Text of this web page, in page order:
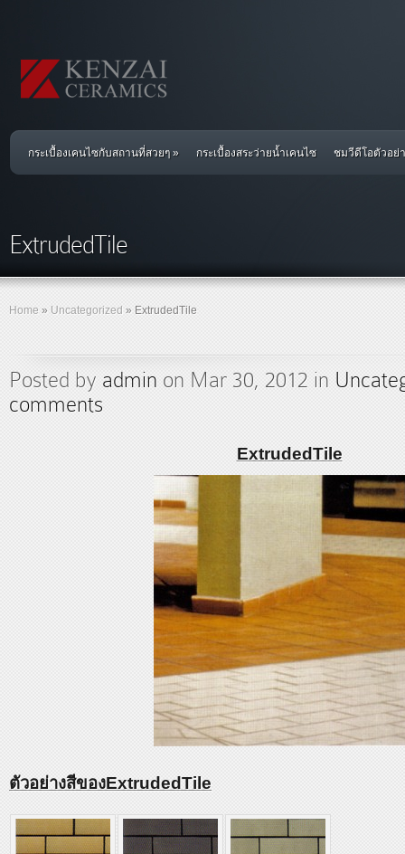
กระเบื้องเคนไซกับสถานที่สวยๆ» กระเบื้องสระว่ายน้ำเคนไซ ชมวีดีโอตัวอย่
ExtrudedTile
Home » Uncategorized » ExtrudedTile
Posted by admin on Mar 30, 2012 in
comments
ExtrudedTile
ตัวอย่างสีของExtrudedTile